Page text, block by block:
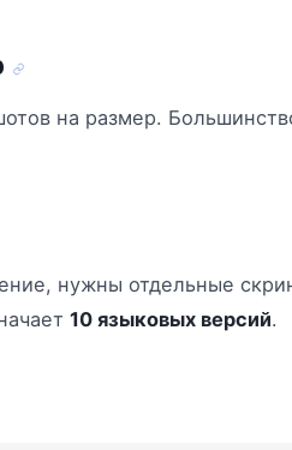
на размер.
нужны отдельные
10 языковых версий.